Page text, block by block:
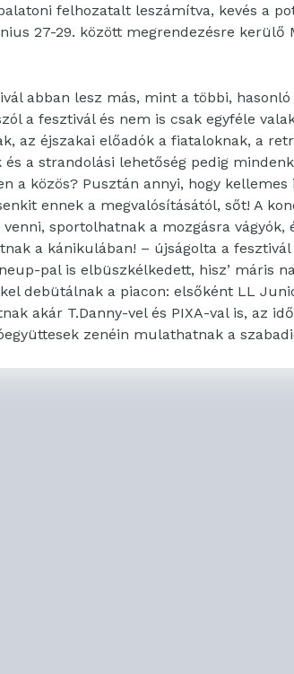
felhozatalt leszámítva, kevés a
27-29. között megrendezésre
abban lesz más, mint a többi,
a fesztivál és nem is csak egyféle
az éjszakai előadók a fiataloknak, a
és a strandolási lehetőség pedig
a közös? Pusztán annyi, hogy
ennek a megvalósításától, sőt! A
sportolhatnak a mozgásra
a kánikulában! – újságolta a
pal is elbüszkélkedett, hisz’ máris
debütálnak a piacon: elsőként LL
akár T.Danny-vel és PIXA-val is, az
zenéin mulathatnak a